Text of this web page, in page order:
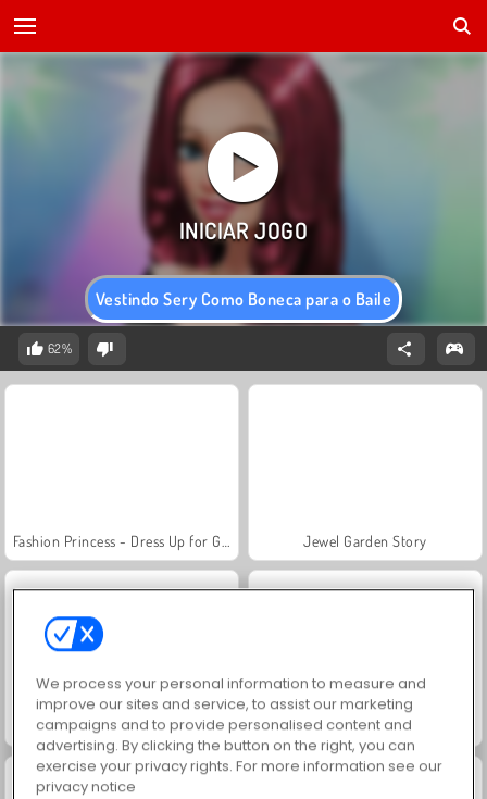
Vestindo Sery Como Boneca para o Baile
62%
Jewel Garden Story
Masha and the Bear: Meadows Scala 40
We process your personal information to measure and
improve our sites and service, to assist our marketing
campaigns and to provide personalised content and
advertising. By clicking the button on the right, you can
exercise your privacy rights. For more information see our
privacy notice